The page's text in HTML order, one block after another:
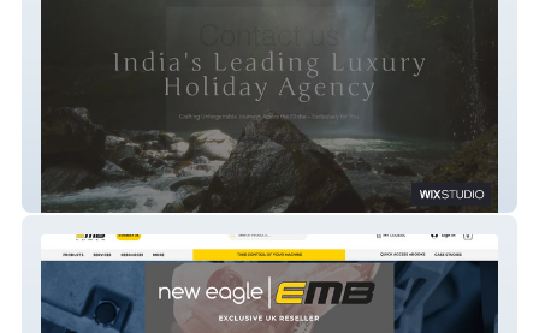
Gainwell Holidays